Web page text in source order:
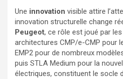
Une innovation visible attire
innovation structurelle change
Peugeot, ce rôle est joué par
architectures CMP/e-CMP pour
EMP2 pour de nombreux
puis STLA Medium pour la
électriques, constituent le socle